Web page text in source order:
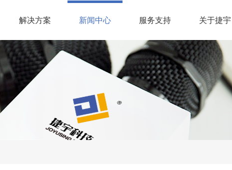
解决方案 新闻中心(current) 服务支持 关于捷宇